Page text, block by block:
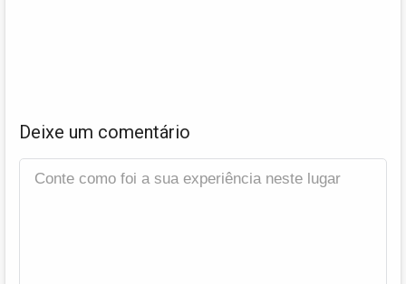
Deixe um comentário